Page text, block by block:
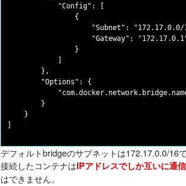
            "Config": [
                {
"Subnet": "172.17.0.0/
"Gateway":
                }
        },
        "Options": {
        }
    }
デフォルトbridgeのサブネットは172.17.0.0/16
接続したコンテナはIPアドレスでしか互いに通
はできません。